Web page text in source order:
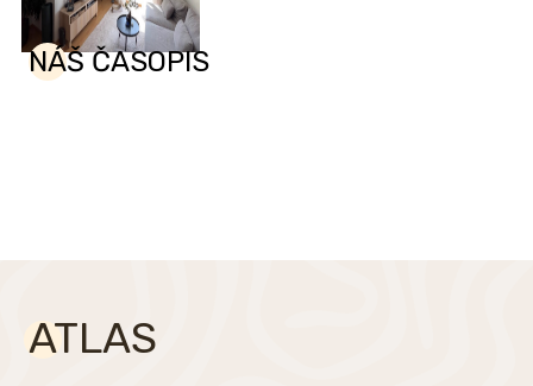
NÁŠ ČASOPIS
ATLAS